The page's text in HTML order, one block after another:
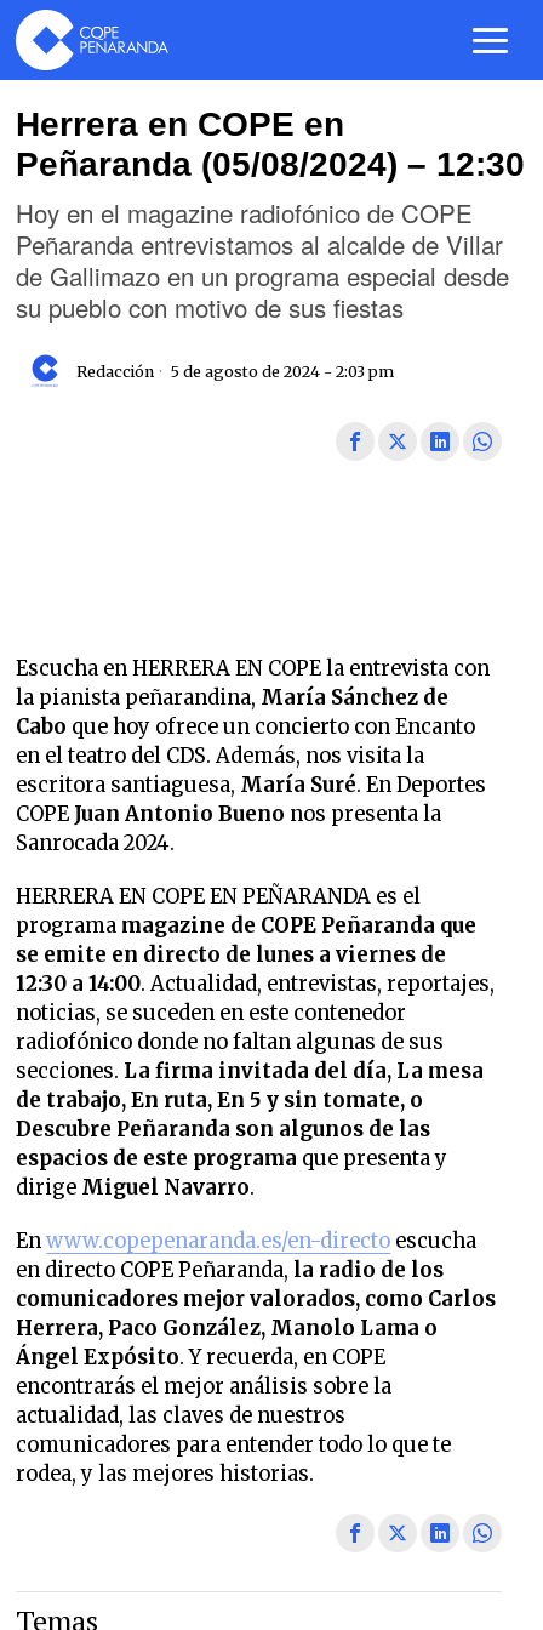
Herrera en COPE en
Peñaranda (05/08/2024) – 12:30
Hoy en el magazine radiofónico de COPE
Peñaranda entrevistamos al alcalde de Villar
de Gallimazo en un programa especial desde
su pueblo con motivo de sus fiestas
Redacción 5 de agosto de 2024 - 2:03 pm
Escucha en HERRERA EN COPE la entrevista con
la pianista peñarandina, María Sánchez de
Cabo que hoy ofrece un concierto con Encanto
en el teatro del CDS. Además, nos visita la
escritora santiaguesa, María Suré. En Deportes
COPE Juan Antonio Bueno nos presenta la
Sanrocada 2024.
HERRERA EN COPE EN PEÑARANDA es el
programa magazine de COPE Peñaranda que
se emite en directo de lunes a viernes de
12:30 a 14:00. Actualidad, entrevistas, reportajes,
noticias, se suceden en este contenedor
radiofónico donde no faltan algunas de sus
secciones. La firma invitada del día, La mesa
de trabajo, En ruta, En 5 y sin tomate, o
Descubre Peñaranda son algunos de las
espacios de este programa que presenta y
dirige Miguel Navarro.
Enwww.copepenaranda.es/en-directo escucha
en directo COPE Peñaranda, la radio de los
comunicadores mejor valorados, como Carlos
Herrera, Paco González, Manolo Lama o
Ángel Expósito. Y recuerda, en COPE
encontrarás el mejor análisis sobre la
actualidad, las claves de nuestros
comunicadores para entender todo lo que te
rodea, y las mejores historias.
Temas